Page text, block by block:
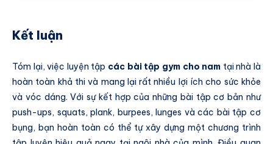
Kết luận
Tóm lại, việc luyện tập các bài tập gym cho nam tại nhà là
hoàn toàn khả thi và mang lại rất nhiều lợi ích cho sức khỏe
và vóc dáng. Với sự kết hợp của những bài tập cơ bản như
push-ups, squats, plank, burpees, lunges và các bài tập cơ
bụng, bạn hoàn toàn có thể tự xây dựng một chương trình